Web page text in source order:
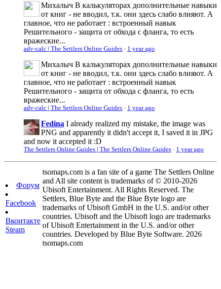
Михалыч В калькуляторах дополнительные навыки
от книг - не вводил, т.к. они здесь слабо влияют. А
главное, что не работает : встроенный навык
Решительного - защита от обхода с фланга, то есть
вражеские...
adv-calc | The Settlers Online Guides · 1 year ago
Михалыч В калькуляторах дополнительные навыки
от книг - не вводил, т.к. они здесь слабо влияют. А
главное, что не работает : встроенный навык
Решительного - защита от обхода с фланга, то есть
вражеские...
adv-calc | The Settlers Online Guides · 1 year ago
Fedina I already realized my mistake, the image was
PNG and apparently it didn't accept it, I saved it in JPG
and now it accepted it :D
The Settlers Online Guides | The Settlers Online Guides · 1 year ago
Форум
Facebook
Вконтакте
Steam
tsomaps.com is a fan site of a game The Settlers Online
and All site content is trademarks of © 2010-2026
Ubisoft Entertainment. All Rights Reserved. The
Settlers, Blue Byte and the Blue Byte logo are
trademarks of Ubisoft GmbH in the U.S. and/or other
countries. Ubisoft and the Ubisoft logo are trademarks
of Ubisoft Entertainment in the U.S. and/or other
countries. Developed by Blue Byte Software. 2026
tsomaps.com